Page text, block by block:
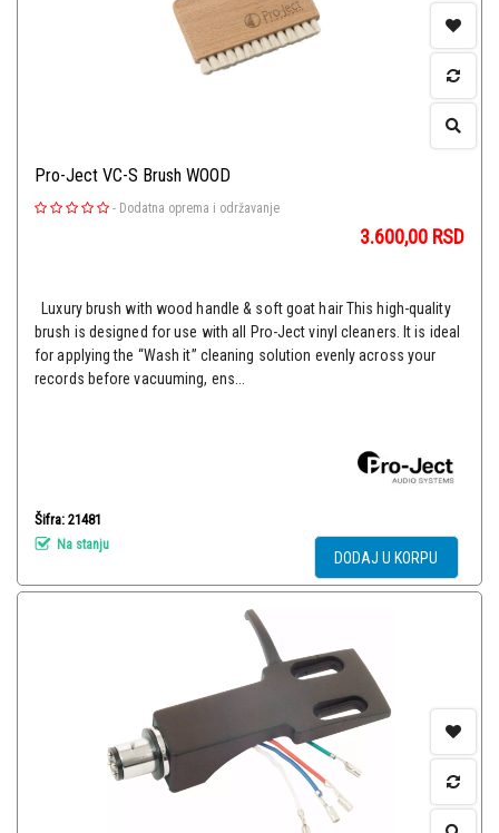
Pro-Ject VC-S Brush WOOD
- Dodatna oprema i održavanje
3.600,00 RSD
Luxury brush with wood handle & soft goat hair This high-quality
brush is designed for use with all Pro-Ject vinyl cleaners. It is ideal
for applying the “Wash it” cleaning solution evenly across your
records before vacuuming, ens...
Šifra: 21481
Na stanju
DODAJ U KORPU